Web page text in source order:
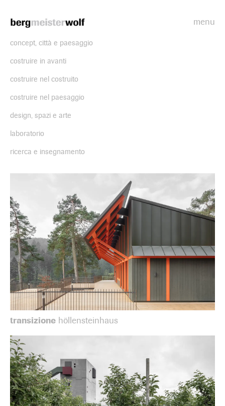
menu
concept, città e paesaggio
costruire in avanti
costruire nel costruito
costruire nel paesaggio
design, spazi e arte
laboratorio
ricerca e insegnamento
transizione höllensteinhaus